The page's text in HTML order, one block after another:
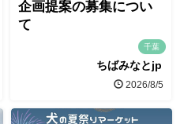
企画提案の募集につい
て
千葉
ちばみなとjp
2026/8/5